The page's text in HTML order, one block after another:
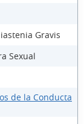
Gravis
Sexual
de la Conducta